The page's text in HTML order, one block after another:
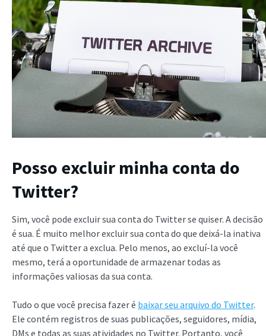
Posso excluir minha conta do
Twitter?
Sim, você pode excluir sua conta do Twitter se quiser. A decisão
é sua. É muito melhor excluir sua conta do que deixá-la inativa
até que o Twitter a exclua. Pelo menos, ao excluí-la você
mesmo, terá a oportunidade de armazenar todas as
informações valiosas da sua conta.
Tudo o que você precisa fazer é baixar seu arquivo do Twitter.
Ele contém registros de suas publicações, seguidores, mídia,
DMs e todas as suas atividades no Twitter. Portanto, você